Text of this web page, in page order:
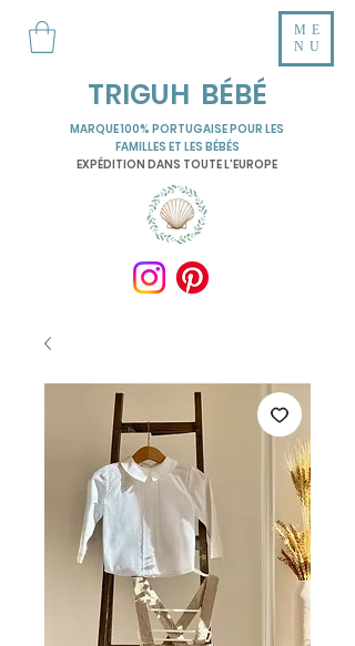
TRIGUH BÉBÉ
ME
NU
MARQUE 100% PORTUGAISE POUR LES
FAMILLES ET LES BÉBÉS
EXPÉDITION DANS TOUTE L'EUROPE